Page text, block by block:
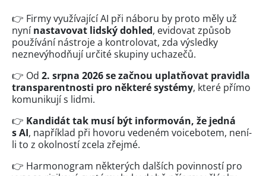
👉 Firmy využívající AI při náboru by proto měly už
nynínastavovat lidský dohled, evidovat způsob
používání nástroje a kontrolovat, zda výsledky
neznevýhodňují určité skupiny uchazečů.
👉 Od 2. srpna 2026 se začnou uplatňovat pravidla
transparentnosti pro některé systémy, které přímo
komunikují s lidmi.
👉 Kandidát tak musí být informován, že jedná
s AI, například při hovoru vedeném voicebotem, není-
li to z okolností zcela zřejmé.
👉 Harmonogram některých dalších povinností pro